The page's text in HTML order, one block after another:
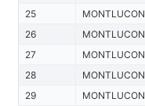
25
MONTLUCON
26
MONTLUCON
27
MONTLUCON
28
MONTLUCON
29
MONTLUCON